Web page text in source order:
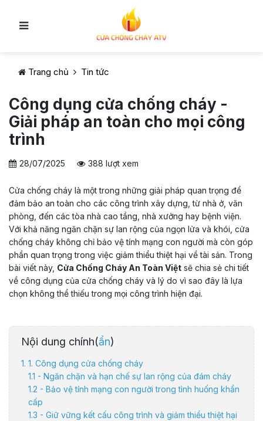
Trang chủ Tin tức
Công dụng cửa chống cháy -
Giải pháp an toàn cho mọi công
trình
28/07/2025 388 lượt xem
Cửa chống cháy là một trong những giải pháp quan trọng để
đảm bảo an toàn cho các công trình xây dựng, từ nhà ở, văn
phòng, đến các tòa nhà cao tầng, nhà xưởng hay bệnh viện.
Với khả năng ngăn chặn sự lan rộng của ngọn lửa và khói, cửa
chống cháy không chỉ bảo vệ tính mạng con người mà còn góp
phần quan trọng trong việc giảm thiểu thiệt hại về tài sản. Trong
bài viết này, Cửa Chống Cháy An Toàn Việt sẽ chia sẻ chi tiết
về công dụng của cửa chống cháy và lý do vì sao đây là lựa
chọn không thể thiếu trong mọi công trình hiện đại.
Nội dung chính(ẩn)
1. 1. Công dụng cửa chống cháy
1.1 - Ngăn chặn và hạn chế sự lan rộng của đám cháy
1.2 - Bảo vệ tính mạng con người trong tình huống khẩn
cấp
1.3 - Giữ vững kết cấu công trình và giảm thiểu thiệt hại